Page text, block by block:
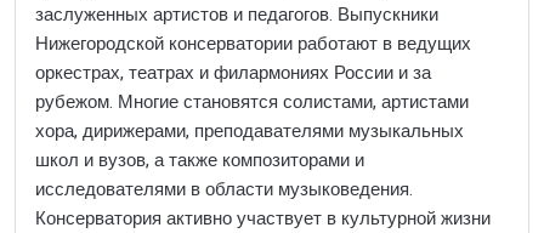
заслуженных артистов и педагогов. Выпускники
Нижегородской консерватории работают в ведущих
оркестрах, театрах и филармониях России и за
рубежом. Многие становятся солистами, артистами
хора, дирижерами, преподавателями музыкальных
школ и вузов, а также композиторами и
исследователями в области музыковедения.
Консерватория активно участвует в культурной жизни